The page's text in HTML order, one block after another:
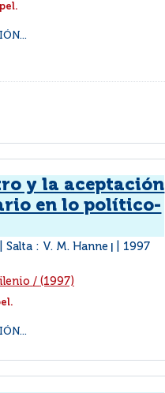
y la aceptación
en lo político-
Salta : V. M. Hanne
1997
/ (1997)